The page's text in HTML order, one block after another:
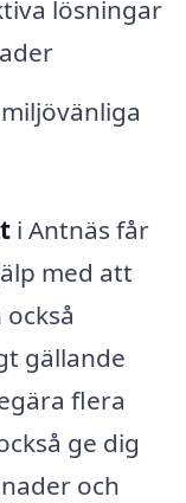
lösningar
i Antnäs får
med att
gällande
flera
ge dig
och